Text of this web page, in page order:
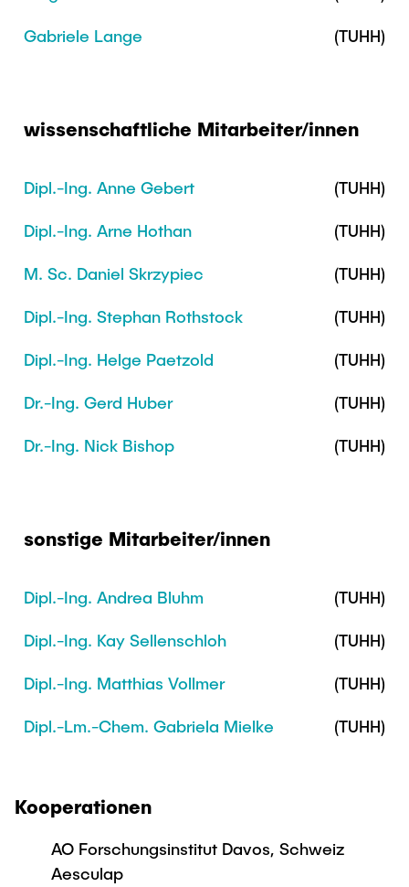
Lehre und Lernen
Best Practices Lehre
Lehre im europäischen Verbund (ECIU)
„Biobasierte Prozesse und
Forschung und Institute
Gabriele Lange (TUHH)
wissenschaftliche Mitarbeiter/innen
Dipl.-Ing. Anne Gebert (TUHH)
Dipl.-Ing. Arne Hothan (TUHH)
M. Sc. Daniel Skrzypiec (TUHH)
Dipl.-Ing. Stephan Rothstock (TUHH)
Dipl.-Ing. Helge Paetzold (TUHH)
Dr.-Ing. Gerd Huber (TUHH)
Dr.-Ing. Nick Bishop (TUHH)
sonstige Mitarbeiter/innen
Dipl.-Ing. Andrea Bluhm (TUHH)
Dipl.-Ing. Kay Sellenschloh (TUHH)
Dipl.-Ing. Matthias Vollmer (TUHH)
Dipl.-Lm.-Chem. Gabriela Mielke (TUHH)
Kooperationen
AO Forschungsinstitut Davos, Schweiz
Aesculap